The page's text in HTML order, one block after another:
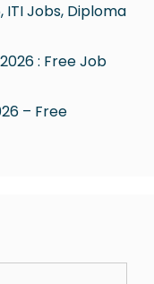
ITI Jobs, Diploma
: Free Job
– Free